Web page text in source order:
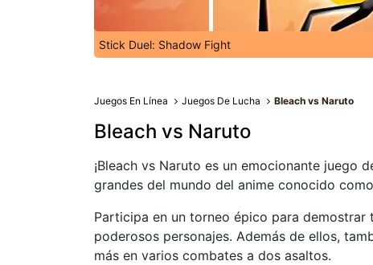
Stick Duel: Shadow Fight
Juegos En Línea Juegos De Lucha Bleach vs Naruto
Bleach vs Naruto
¡Bleach vs Naruto es un emocionante juego
grandes del mundo del anime conocido
Participa en un torneo épico para
poderosos personajes. Además de ellos,
más en varios combates a dos asaltos.